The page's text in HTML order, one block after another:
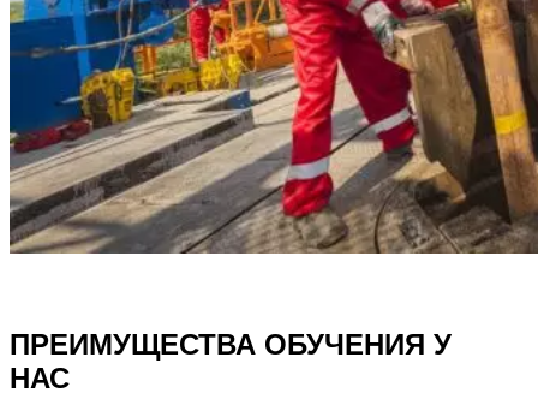
ПРЕИМУЩЕСТВА ОБУЧЕНИЯ У
НАС